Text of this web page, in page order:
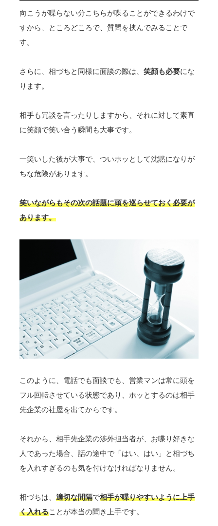
向こうが喋らない分こちらが喋ることができるわけで
すから、ところどころで、質問を挟んでみることで
す。
さらに、相づちと同様に面談の際は、 笑顔も必要にな
ります。
相手も冗談を言ったりしますから、それに対して素直
に笑顔で笑い合う瞬間も大事です。
一笑いした後が大事で、ついホッとして沈黙になりが
ちな危険があります。
笑いながらもその次の話題に頭を巡らせておく必要が
あります。
このように、電話でも面談でも、営業マンは常に頭を
フル回転させている状態であり、ホッとするのは相手
先企業の社屋を出てからです。
それから、相手先企業の渉外担当者が、お喋り好きな
人であった場合、話の途中で「はい、はい」と相づち
を入れすぎるのも気を付けなければなりません。
相づちは、 適切な間隔で相手が喋りやすいように上手
く入れることが本当の聞き上手です。